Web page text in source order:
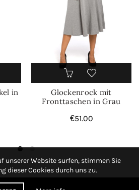
in
Glockenrock mit
Fronttaschen in Grau
€51.00
unserer Website surfen, stimmen Sie
dieser Cookies durch uns zu.